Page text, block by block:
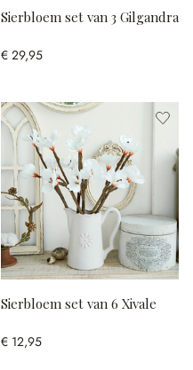
Sierbloem set van 3 Gilgandra
€ 29,95
Sierbloem set van 6 Xivale
€ 12,95